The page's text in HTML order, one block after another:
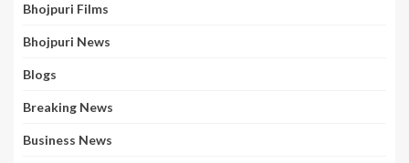
Bhojpuri Films
Bhojpuri News
Blogs
Breaking News
Business News